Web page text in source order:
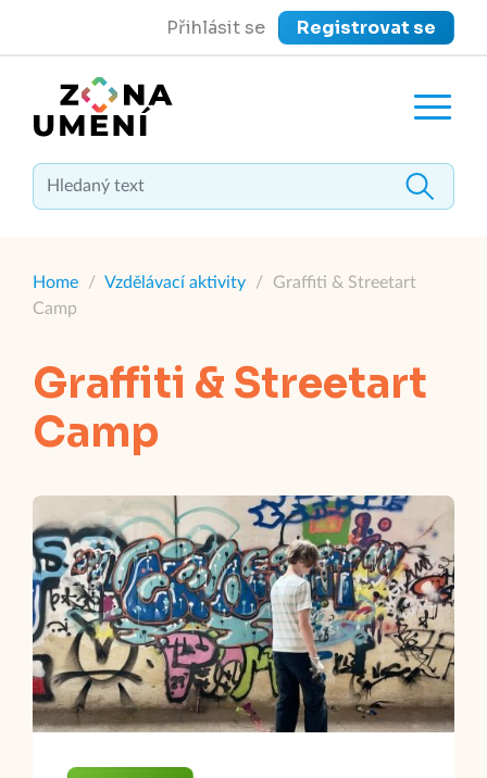
Přihlásit se Registrovat se
Zavřít menu
Home / Vzdělávací aktivity /
Graffiti & Streetart
Camp
Graffiti & Streetart
Camp